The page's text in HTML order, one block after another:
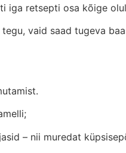
iga retsepti osa kõige
vaid saad tugeva
– nii muredat